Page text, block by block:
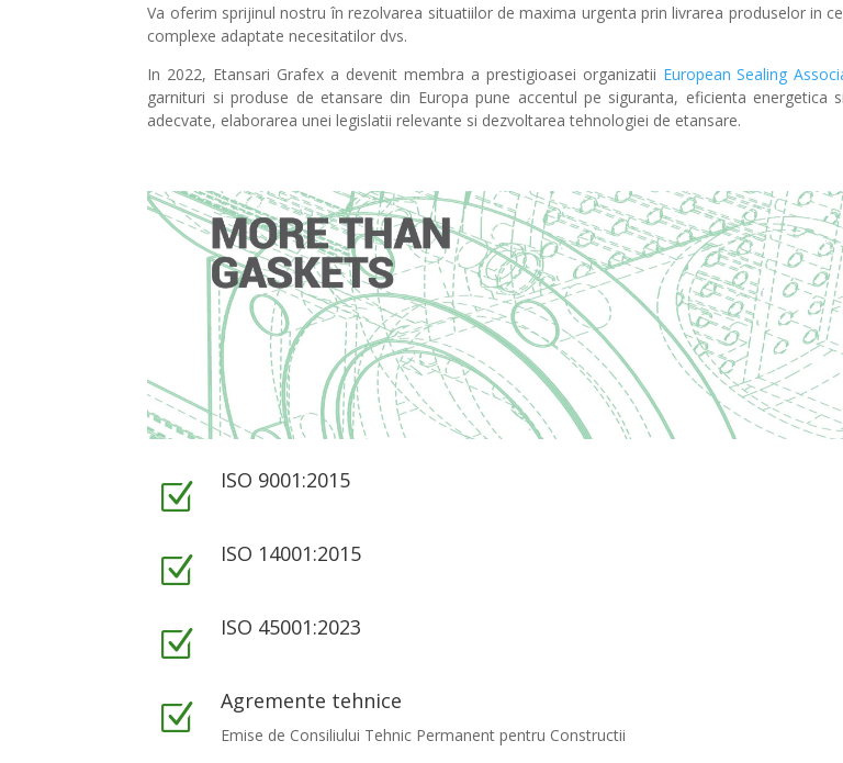
Va oferim sprijinul nostru în rezolvarea situatiilor de maxima urgenta prin livrarea produselor in
complexe adaptate necesitatilor dvs.
In 2022, Etansari Grafex a devenit membra a prestigioasei organizatii European Sealing
garnituri si produse de etansare din Europa pune accentul pe siguranta, eficienta
adecvate, elaborarea unei legislatii relevante si dezvoltarea tehnologiei de etansare.
Z ISO 9001:2015
Z ISO 14001:2015
Z ISO 45001:2023
Z Agremente tehnice
Emise de Consiliului Tehnic Permanent pentru Constructii